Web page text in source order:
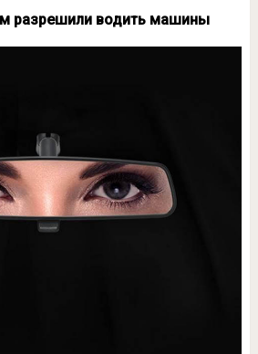
разрешили водить машины